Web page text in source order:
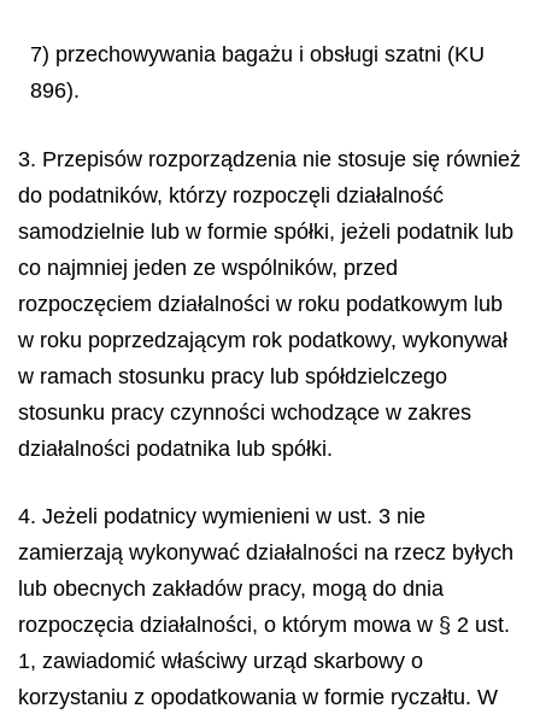
7) przechowywania bagażu i obsługi szatni (KU
896).
3. Przepisów rozporządzenia nie stosuje się również
do podatników, którzy rozpoczęli działalność
samodzielnie lub w formie spółki, jeżeli podatnik lub
co najmniej jeden ze wspólników, przed
rozpoczęciem działalności w roku podatkowym lub
w roku poprzedzającym rok podatkowy, wykonywał
w ramach stosunku pracy lub spółdzielczego
stosunku pracy czynności wchodzące w zakres
działalności podatnika lub spółki.
4. Jeżeli podatnicy wymienieni w ust. 3 nie
zamierzają wykonywać działalności na rzecz byłych
lub obecnych zakładów pracy, mogą do dnia
rozpoczęcia działalności, o którym mowa w § 2 ust.
1, zawiadomić właściwy urząd skarbowy o
korzystaniu z opodatkowania w formie ryczałtu. W